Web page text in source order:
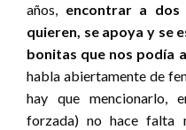
años, encontrar a dos
quieren, se apoya y se
bonitas que nos podía
habla abiertamente de
hay que mencionarlo,
forzada) no hace falta